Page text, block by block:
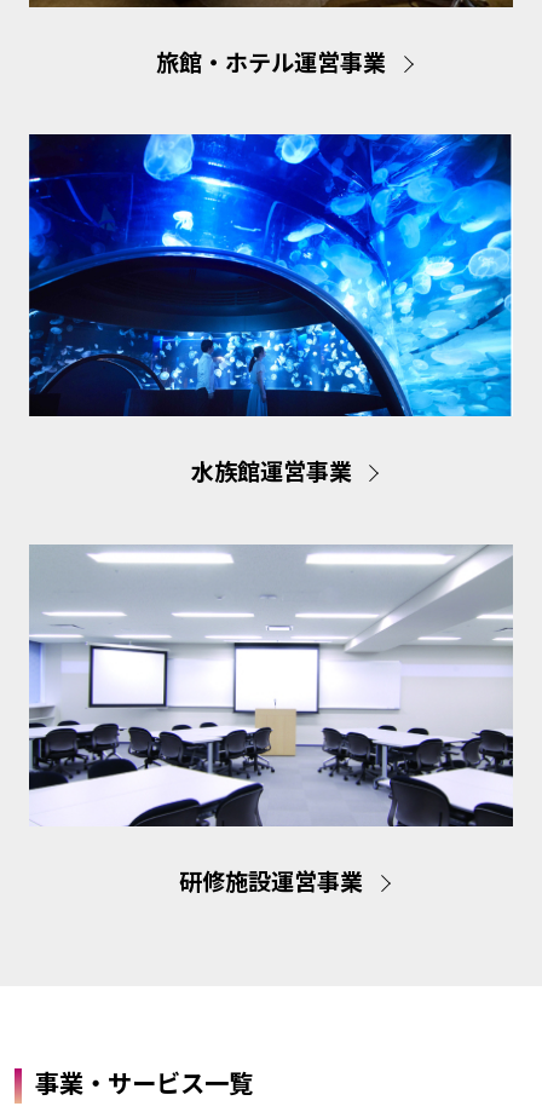
旅館・ホテル運営事業
水族館運営事業
研修施設運営事業
事業・サービス一覧